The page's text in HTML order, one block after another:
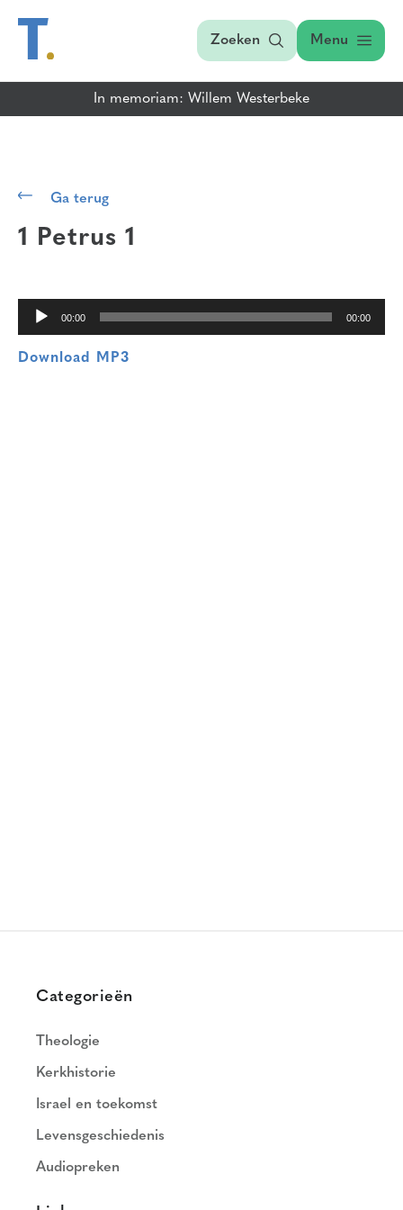
Zoeken Menu
In memoriam: Willem Westerbeke
Ga terug
1 Petrus 1
00:00 00:00
Download MP3
Categorieën
Theologie
Kerkhistorie
Israel en toekomst
Levensgeschiedenis
Audiopreken